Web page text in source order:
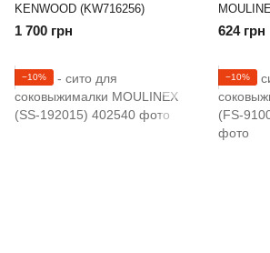
KENWOOD (KW716256)
1 700 грн 624 грн
−10% −10%